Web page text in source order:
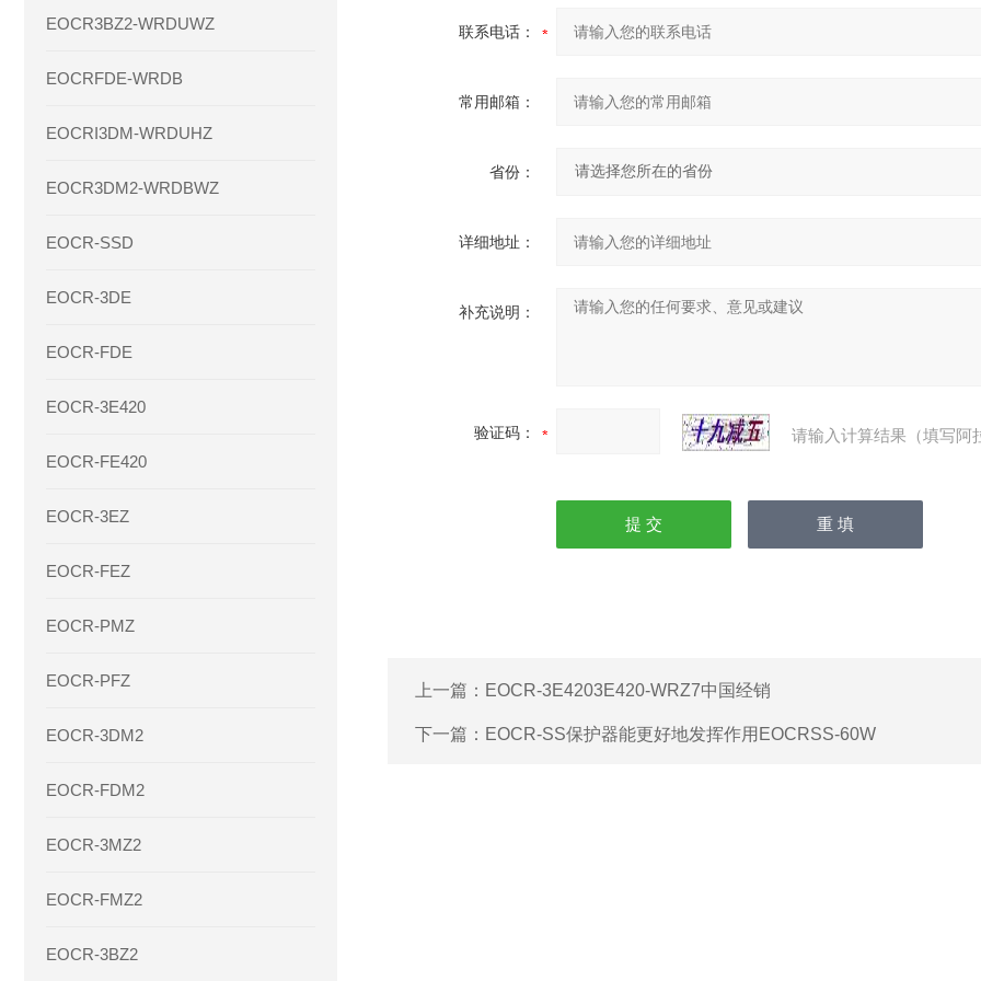
EOCR3BZ2-WRDUWZ
EOCRFDE-WRDB
EOCRI3DM-WRDUHZ
EOCR3DM2-WRDBWZ
EOCR-SSD
EOCR-3DE
EOCR-FDE
EOCR-3E420
EOCR-FE420
EOCR-3EZ
EOCR-FEZ
EOCR-PMZ
EOCR-PFZ
EOCR-3DM2
EOCR-FDM2
EOCR-3MZ2
EOCR-FMZ2
EOCR-3BZ2
联系电话：
常用邮箱：
省份：
详细地址：
补充说明：
验证码： 请输入计算结果（填写阿
上一篇： EOCR-3E4203E420-WRZ7中国经销
下一篇： EOCR-SS保护器能更好地发挥作用EOCRSS-60W